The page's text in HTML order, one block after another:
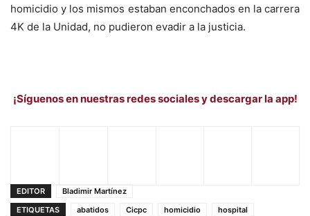
homicidio y los mismos estaban enconchados en la carrera
4K de la Unidad, no pudieron evadir a la justicia.
¡Síguenos en nuestras redes sociales y descargar la app!
EDITOR
Bladimir Martínez
ETIQUETAS
abatidos Cicpc homicidio
hospital